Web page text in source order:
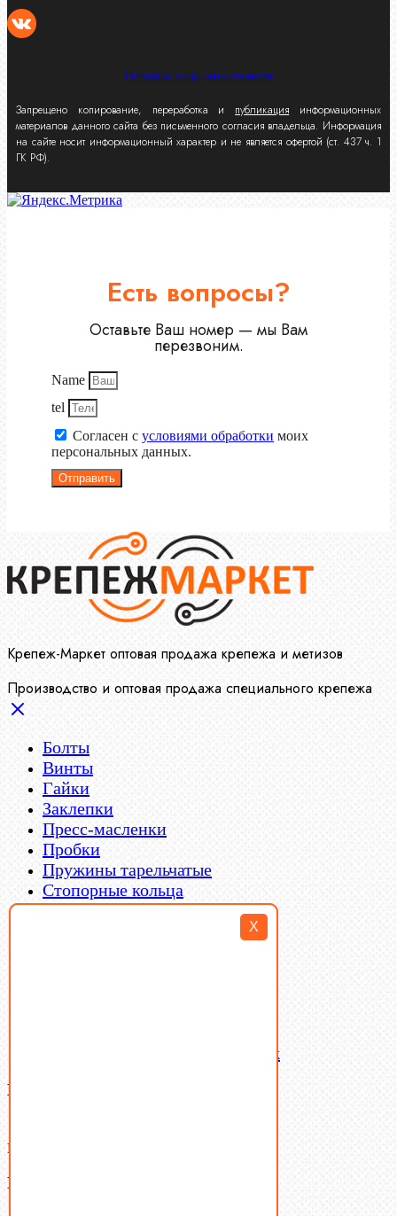
X
Политика конфиденциальности
Запрещено копирование, переработка и публикация информационных
материалов данного сайта без письменного согласия владельца. Информация
на сайте носит информационный характер и не является офертой (ст. 437 ч. 1
ГК РФ).
Есть вопросы?
Оставьте Ваш номер — мы Вам
перезвоним.
Name
tel
Согласен с условиями обработки моих
персональных данных.
Отправить
Крепеж-Маркет оптовая продажа крепежа и метизов
Производство и оптовая продажа специального крепежа
Болты
Винты
Гайки
Заклепки
Пресс-масленки
Пробки
Пружины тарельчатые
Стопорные кольца
Такелаж
Латунный и бронзовый крепеж
Ваша корзина
В корзине нет товаров.
Поиск